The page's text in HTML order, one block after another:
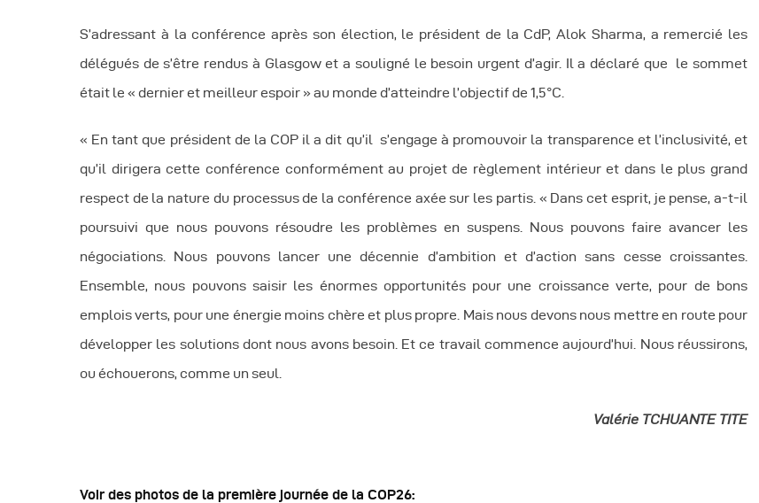
S’adressant à la conférence après son élection, le président de la CdP, Alok Sharma, a remercié les
délégués de s’être rendus à Glasgow et a souligné le besoin urgent d’agir. Il a déclaré que le sommet
était le « dernier et meilleur espoir » au monde d’atteindre l’objectif de 1,5°C.
« En tant que président de la COP il a dit qu’il s’engage à promouvoir la transparence et l’inclusivité, et
qu’il dirigera cette conférence conformément au projet de règlement intérieur et dans le plus grand
respect de la nature du processus de la conférence axée sur les partis. « Dans cet esprit, je pense, a-t-il
poursuivi que nous pouvons résoudre les problèmes en suspens. Nous pouvons faire avancer les
négociations. Nous pouvons lancer une décennie d’ambition et d’action sans cesse croissantes.
Ensemble, nous pouvons saisir les énormes opportunités pour une croissance verte, pour de bons
emplois verts, pour une énergie moins chère et plus propre. Mais nous devons nous mettre en route pour
développer les solutions dont nous avons besoin. Et ce travail commence aujourd’hui. Nous réussirons,
ou échouerons, comme un seul.
Valérie TCHUANTE TITE
Voir des photos de la première journée de la COP26: